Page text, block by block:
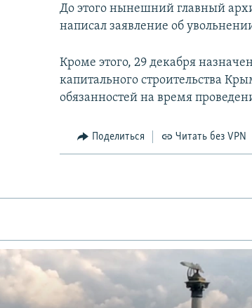
До этого нынешний главный
написал заявление об
Кроме этого, 29 декабря
капитального строительства
обязанностей на время
Поделиться Читать без VPN